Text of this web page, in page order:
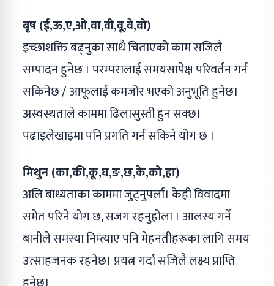
बृष (ई,ऊ,ए,ओ,वा,वी,वू,वे,वो)
इच्छाशक्ति बढ्नुका साथै चिताएको काम सजिलै
सम्पादन हुनेछ । परम्परालाई समयसापेक्ष परिवर्तन गर्न
सकिनेछ / आफूलाई कमजोर भएको अनुभूति हुनेछ।
अस्वस्थताले काममा ढिलासुस्ती हुन सक्छ।
पढाइलेखाइमा पनि प्रगति गर्न सकिने योग छ ।
मिथुन (का,की,कू,घ,ङ,छ,के,को,हा)
अलि बाध्यताका काममा जुट्नुपर्ला। केही विवादमा
समेत परिने योग छ, सजग रहनुहोला । आलस्य गर्ने
बानीले समस्या निम्त्याए पनि मेहनतीहरूका लागि समय
उत्साहजनक रहनेछ। प्रयत्न गर्दा सजिलै लक्ष्य प्राप्ति